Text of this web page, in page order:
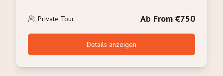
Private Tour Ab From €750
Details anzeigen